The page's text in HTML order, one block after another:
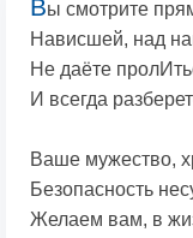
Вы смотрите
Нависшей, над
Не даёте
И всегда
Ваше мужество,
Безопасность
Желаем вам, в